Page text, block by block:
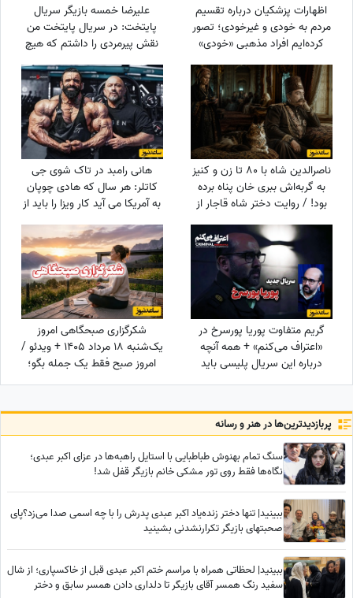
اظهارات پزشکیان درباره تقسیم
مردم به خودی و غیرخودی؛ تصور
کرده‌ایم افراد مذهبی «خودی»
هستند و ...
علیرضا خمسه بازیگر سریال
پایتخت: در سریال پایتخت من
نقش پیرمردی را داشتم که هیچ
دیالوگی نداشت! پنجعلی از طریق
نگاهش با مردم حرف می زد
ناصرالدین شاه با 80 تا زن و کنیز
به گربه‌اش ببری خان پناه برده
بود! / روایت دختر شاه قاجار از
لایه‌های پنهان حرمسرای شاهی
هانی رامبد در تاک شوی جی
کاتلر: هر سال که هادی چوپان
به آمریکا می آید کار ویزا را باید از
صفر انجام دهیم/ این که او
قهرمان مستر المپیا است هیچ
فرقی برای موضوع ویزا ندارد
گریم متفاوت پوریا پورسرخ در
«اعتراف می‌کنم» + همه آنچه
درباره این سریال پلیسی باید
بدانید
شکرگزاری صبحگاهی امروز
یک‌شنبه 18 مرداد 1405 + ویدئو /
امروز صبح فقط یک جمله بگو؛
شاید نگاهت به زندگی عوض
پربازدید‌ترین‌ها در هنر و رسانه
سنگ تمام بهنوش طباطبایی با استایل راهبه‌ها در عزای اکبر عبدی؛
نگاه‌ها فقط روی تور مشکی خانم بازیگر قفل شد!
ببینید| تنها دختر زنده‌یاد اکبر عبدی پدرش را با چه اسمی صدا می‌زد؟پای
صحبتهای بازیگر تکرارنشدنی بشینید
ببینید| لحظاتی همراه با مراسم ختم اکبر عبدی قبل از خاکسپاری؛ از شال
سفید رنگ همسر آقای بازیگر تا دلداری دادن همسر سابق و دختر